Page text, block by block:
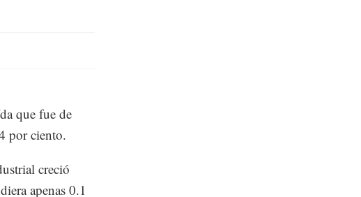
que fue de
por ciento.
creció
apenas 0.1